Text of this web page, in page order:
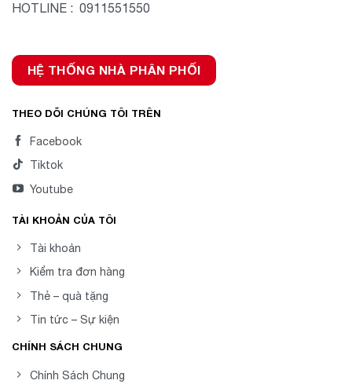
HOTLINE : 0911551550
HỆ THỐNG NHÀ PHÂN PHỐI
THEO DÕI CHÚNG TÔI TRÊN
Facebook
Tiktok
Youtube
TÀI KHOẢN CỦA TÔI
Tài khoản
Kiểm tra đơn hàng
Thẻ – quà tặng
Tin tức – Sự kiện
CHÍNH SÁCH CHUNG
Chính Sách Chung